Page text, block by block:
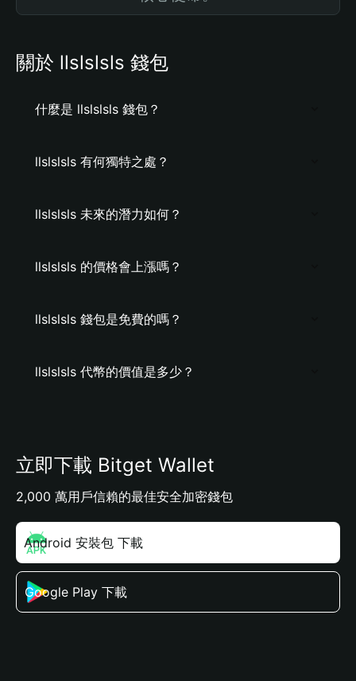
關於 llslslsls 錢包
什麼是 llslslsls 錢包？
llslslsls 有何獨特之處？
llslslsls 未來的潛力如何？
llslslsls 的價格會上漲嗎？
llslslsls 錢包是免費的嗎？
llslslsls 代幣的價值是多少？
立即下載 Bitget Wallet
2,000 萬用戶信賴的最佳安全加密錢包
Android 安裝包 下載
Google Play 下載